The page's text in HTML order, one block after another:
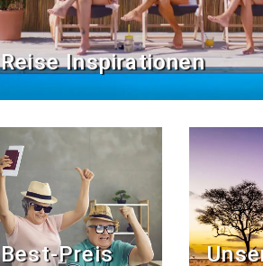
Reise Inspirationen
Best-Preis